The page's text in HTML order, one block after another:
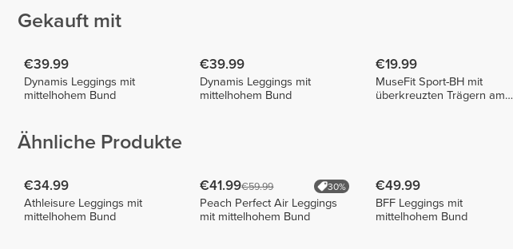
Gekauft mit
€39.99
Dynamis Leggings mit
mittelhohem Bund
€39.99
Dynamis Leggings mit
mittelhohem Bund
€19.99
MuseFit Sport-BH mit
überkreuzten Trägern am
Ähnliche Produkte
€34.99
Athleisure Leggings mit
mittelhohem Bund
€41.99€59.99 30%
Peach Perfect Air Leggings
mit mittelhohem Bund
€49.99
BFF Leggings mit
mittelhohem Bund